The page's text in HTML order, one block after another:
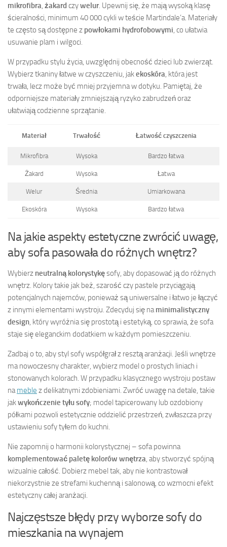
mikrofibra, żakard czywelur. Upewnij się, że mają wysoką klasę
ścieralności, minimum 40 000 cykli w teście Martindale’a. Materiały
te często są dostępne z powłokami hydrofobowymi, co ułatwia
usuwanie plam i wilgoci.
W przypadku stylu życia, uwzględnij obecność dzieci lub zwierząt.
Wybierz tkaniny łatwe w czyszczeniu, jakekoskóra, która jest
trwała, lecz może być mniej przyjemna w dotyku. Pamiętaj, że
odporniejsze materiały zmniejszają ryzyko zabrudzeń oraz
ułatwiają codzienne sprzątanie.
Materiał Trwałość Łatwość czyszczenia
Mikrofibra Wysoka Bardzo łatwa
Żakard Wysoka Łatwa
Welur Średnia Umiarkowana
Ekoskóra Wysoka Bardzo łatwa
Na jakie aspekty estetyczne zwrócić uwagę,
aby sofa pasowała do różnych wnętrz?
Wybierz neutralną kolorystykęsofy, aby dopasować ją do różnych
wnętrz. Kolory takie jak beż, szarość czy pastele przyciągają
potencjalnych najemców, ponieważ są uniwersalne i łatwo je łączyć
z innymi elementami wystroju. Zdecyduj się na minimalistyczny
design , który wyróżnia się prostotą i estetyką, co sprawia, że sofa
staje się eleganckim dodatkiem w każdym pomieszczeniu.
Zadbaj o to, aby styl sofy współgrał z resztą aranżacji. Jeśli wnętrze
ma nowoczesny charakter, wybierz model o prostych liniach i
stonowanych kolorach. W przypadku klasycznego wystroju postaw
na meble z delikatnymi zdobieniami. Zwróć uwagę na detale, takie
jakwykończenie tyłu sofy; model tapicerowany lub ozdobiony
półkami pozwoli estetycznie oddzielić przestrzeń, zwłaszcza przy
ustawieniu sofy tyłem do kuchni.
Nie zapomnij o harmonii kolorystycznej – sofa powinna
komplementować paletę kolorów wnętrza , aby stworzyć spójną
wizualnie całość. Dobierz mebel tak, aby nie kontrastował
niekorzystnie ze strefami kuchenną i salonową, co wzmocni efekt
estetyczny całej aranżacji.
Najczęstsze błędy przy wyborze sofy do
mieszkania na wynajem